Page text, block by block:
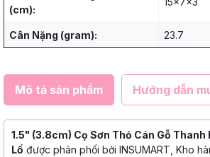
(cm):
Cân Nặng (gram): 23.7
Mô tả sản phẩm Hướng dẫn
1.5" (3.8cm) Cọ Sơn Thỏ Cán Gỗ Thanh
Lố được phân phối bởi INSUMART, Kho